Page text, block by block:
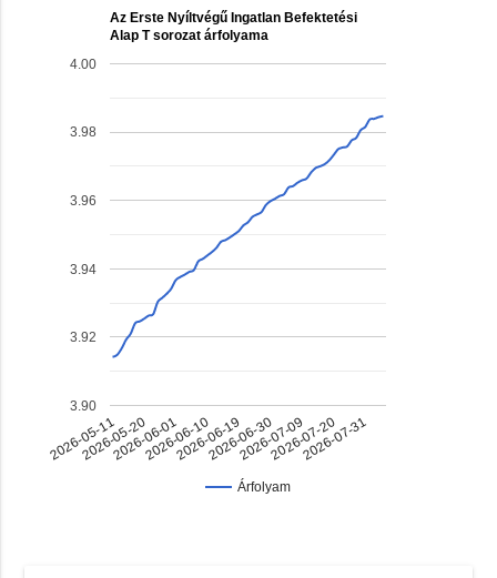
Az Erste Nyíltvégű Ingatlan Befektetési
Alap T sorozat árfolyama
Árfolyam
2026-05-11
2026-05-20
2026-06-01
2026-06-10
2026-06-19
2026-06-30
2026-07-09
2026-07-20
2026-07-31
3.90
3.92
3.94
3.96
3.98
4.00